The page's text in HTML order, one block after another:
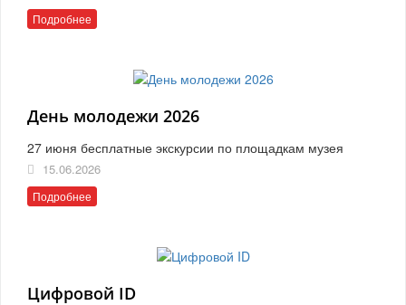
Подробнее
День молодежи 2026
27 июня бесплатные экскурсии по площадкам музея
15.06.2026
Подробнее
Цифровой ID